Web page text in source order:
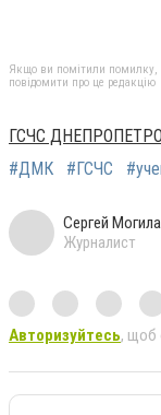
Якщо ви помітили помилку,
повідомити про це редакцію
ГСЧС
#ДМК
#ГСЧС
Сергей Могила
Журналист
Авторизуйтесь, щоб